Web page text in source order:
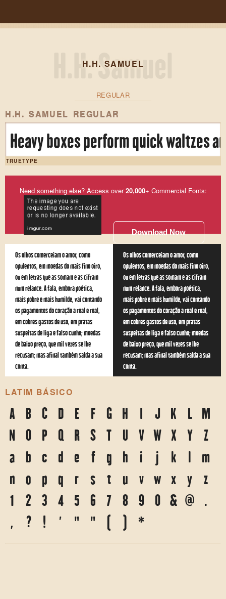
H.H. SAMUEL
REGULAR
H.H. SAMUEL REGULAR
Heavy boxes perform quick waltzes
TRUETYPE
Need something else? Access over20,000+ Commercial Fonts:
Download Now
Os olhos comerceiam o amor, como
opulentos, em moedas do mais fino oiro,
ou em letras que as somam e as cifram
num relance. A fala, embora poética,
mais pobre e mais humilde, vai contando
os pagamentos do coração a real e real,
em cobres gastos de uso, em pratas
suspeitas de liga e falso cunho; moedas
de baixo preço, que mil vezes se lhe
recusam; mas afinal também salda a sua
conta.
Os olhos comerceiam o amor, como
opulentos, em moedas do mais fino oiro,
ou em letras que as somam e as cifram
num relance. A fala, embora poética,
mais pobre e mais humilde, vai contando
os pagamentos do coração a real e real,
em cobres gastos de uso, em pratas
suspeitas de liga e falso cunho; moedas
de baixo preço, que mil vezes se lhe
recusam; mas afinal também salda a sua
conta.
LATIM BÁSICO
A B C D E F G H I J K L M
N O P Q R S T U V W X Y
Z
a
b c d e f g h i j k l
m
n
o p q r s t u v w x y
z
1
2 3 4 5 6 7 8 9 0 & @ .
,
? ! ' " " ( ) *